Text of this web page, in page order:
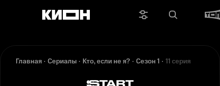
Главная Сериалы Кто, если не я? Сезон 1 11 серия